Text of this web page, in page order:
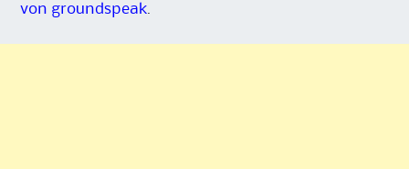
von groundspeak